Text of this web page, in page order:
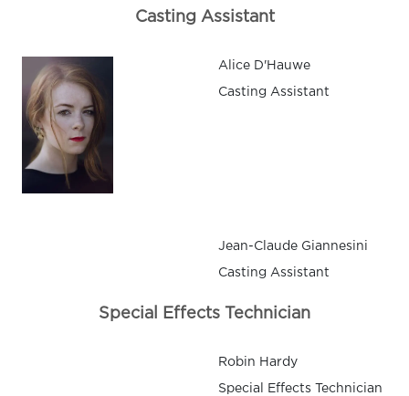
Casting Assistant
Alice D'Hauwe
Casting Assistant
Jean-Claude Giannesini
Casting Assistant
Special Effects Technician
Robin Hardy
Special Effects Technician